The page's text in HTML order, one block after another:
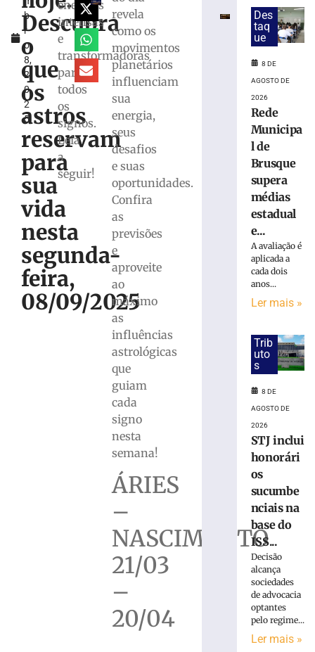
b
r
o
8,
2
0
2
5
Descubra
o
que
os
astros
reservam
para
sua
vida
nesta
segunda-
feira,
08/09/2025
energias
intensas
e
transformadoras
para
todos
os
signos.
Leia
a
seguir!
revela
como os
movimentos
planetários
influenciam
sua
energia,
seus
desafios
e suas
oportunidades.
Confira
as
previsões
e
aproveite
ao
máximo
as
influências
astrológicas
que
guiam
cada
signo
nesta
semana!
ÁRIES
–
NASCIMENTO
21/03
–
20/04
“engole”
caminhão
Brusque
muda
decisão
Moraes
reduz
condenada
janeiro
Justiça
manda
retirar
Des
taq
ue
8 DE
AGOSTO DE
2026
Rede
Municipa
l de
Brusque
supera
médias
estadual
e...
A avaliação é
aplicada a
cada dois
anos...
Ler mais »
Trib
uto
s
8 DE
AGOSTO DE
2026
STJ inclui
honorári
os
sucumbe
nciais na
base do
ISS...
Decisão
alcança
sociedades
de advocacia
optantes
pelo regime...
Ler mais »